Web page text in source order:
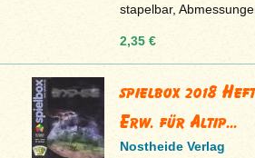
stapelbar,
2,35 €
spielbox 2018
Erw. für Altip...
Nostheide Verlag